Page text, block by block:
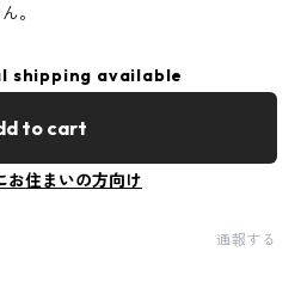
。
shipping available
to cart
お住まいの方向け
通報する